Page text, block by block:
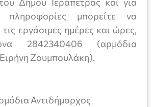
πληροφορίες μπορείτε να
εργάσιμες ημέρες και ώρες,
2842340406 (αρμόδια
Ζουμπουλάκη).
Αντιδήμαρχος